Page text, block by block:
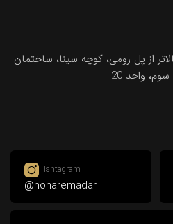
از پل رومی، کوچه سینا، ساختمان
Isntagram
@honaremadar